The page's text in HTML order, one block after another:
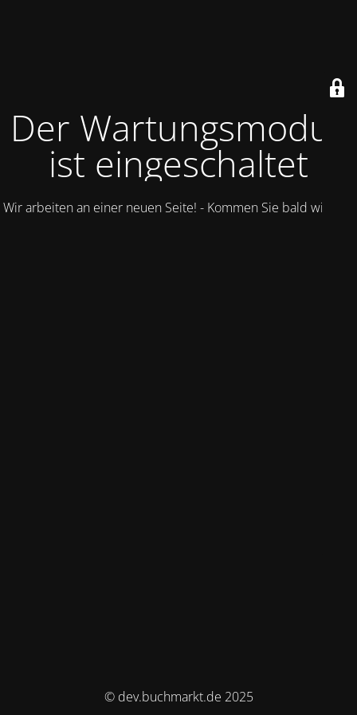
Der Wartungsmodus
ist eingeschaltet
Wir arbeiten an einer neuen Seite! - Kommen Sie bald wieder.
© dev.buchmarkt.de 2025